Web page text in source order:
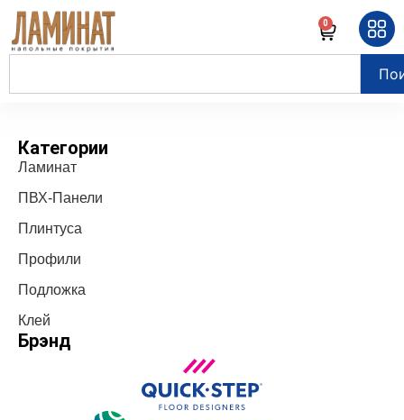
0
Категории
Ламинат
ПВХ-Панели
Плинтуса
Профили
Подложка
Клей
Брэнд